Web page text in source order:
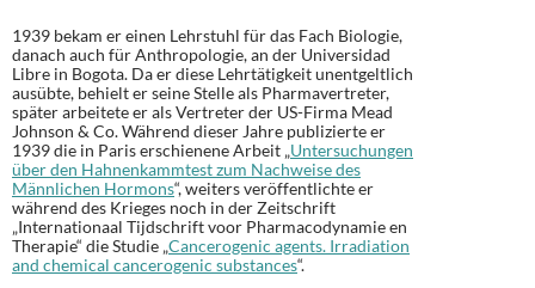
1939 bekam er einen Lehrstuhl für das Fach Biologie,
danach auch für Anthropologie, an der Universidad
Libre in Bogota. Da er diese Lehrtätigkeit unentgeltlich
ausübte, behielt er seine Stelle als Pharmavertreter,
später arbeitete er als Vertreter der US-Firma Mead
Johnson & Co. Während dieser Jahre publizierte er
1939 die in Paris erschienene Arbeit „Untersuchungen
über den Hahnenkammtest zum Nachweise des
Männlichen Hormons“, weiters veröffentlichte er
während des Krieges noch in der Zeitschrift
„Internationaal Tijdschrift voor Pharmacodynamie en
Therapie“ die Studie „Cancerogenic agents. Irradiation
and chemical cancerogenic substances“.